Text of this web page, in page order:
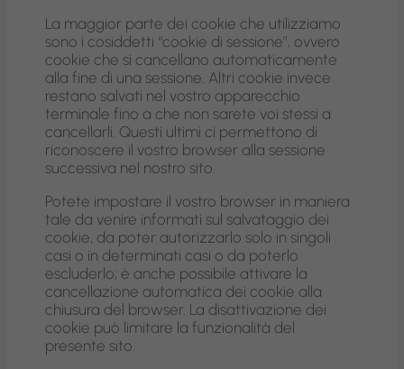
La maggior parte dei cookie che utilizziamo
sono i cosiddetti “cookie di sessione”, ovvero
cookie che si cancellano automaticamente
alla fine di una sessione. Altri cookie invece
restano salvati nel vostro apparecchio
terminale fino a che non sarete voi stessi a
cancellarli. Questi ultimi ci permettono di
riconoscere il vostro browser alla sessione
successiva nel nostro sito.
Potete impostare il vostro browser in maniera
tale da venire informati sul salvataggio dei
cookie, da poter autorizzarlo solo in singoli
casi o in determinati casi o da poterlo
escluderlo; è anche possibile attivare la
cancellazione automatica dei cookie alla
chiusura del browser. La disattivazione dei
cookie può limitare la funzionalità del
presente sito.